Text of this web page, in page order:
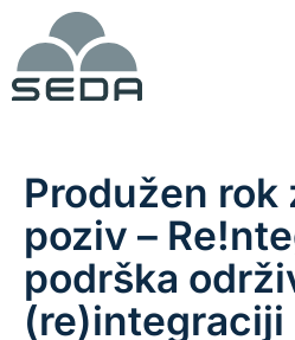
Produžen rok
poziv –
podrška
(re)integraciji